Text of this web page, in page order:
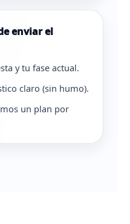
enviar el
y tu fase actual.
claro (sin humo).
un plan por